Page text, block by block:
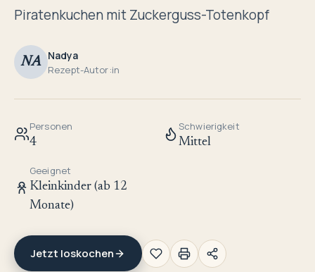
Piratenkuchen mit Zuckerguss-Totenkopf
NA Nadya
Rezept-Autor:in
Personen
4
Schwierigkeit
Mittel
Geeignet
Kleinkinder (ab 12
Monate)
Jetzt loskochen